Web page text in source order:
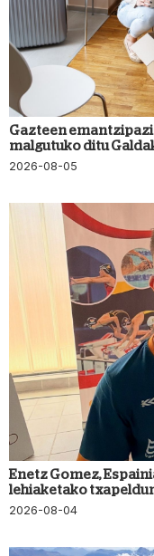
Gazteen
malgutuko ditu
2026-08-05
Enetz Gomez,
lehiaketako
2026-08-04